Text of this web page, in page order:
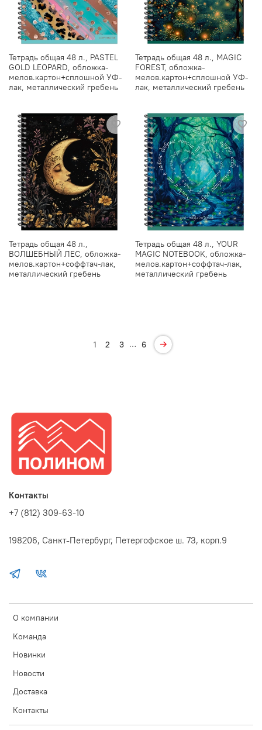
Тетрадь общая 48 л., PASTEL
GOLD LEOPARD, обложка-
мелов.картон+сплошной УФ-
лак, металлический гребень
Тетрадь общая 48 л., MAGIC
FOREST, обложка-
мелов.картон+сплошной УФ-
лак, металлический гребень
Тетрадь общая 48 л.,
ВОЛШЕБНЫЙ ЛЕС, обложка-
мелов.картон+соффтач-лак,
металлический гребень
Тетрадь общая 48 л., YOUR
MAGIC NOTEBOOK, обложка-
мелов.картон+соффтач-лак,
металлический гребень
1 2 3 … 6
О компании
Команда
Новинки
Новости
Доставка
Контакты
Контакты
+7 (812) 309-63-10
198206, Санкт-Петербург, Петергофское ш. 73, корп.9